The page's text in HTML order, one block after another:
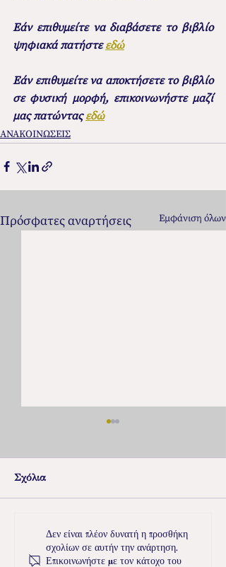
Εάν επιθυμείτε να διαβάσετε το βιβλίο
ψηφιακά πατήστε εδώ
Εάν επιθυμείτε να αποκτήσετε το βιβλίο
σε φυσική μορφή, επικοινωνήστε μαζί
μας πατώντας εδώ
ΑΝΑΚΟΙΝΩΣΕΙΣ
Πρόσφατες αναρτήσεις Εμφάνιση όλων
Αφιέρωμα στον Δάσκαλο
Ιωάννη - 16.04.2021
Σχόλια
Δεν είναι πλέον δυνατή η προσθήκη
σχολίων σε αυτήν την ανάρτηση.
Επικοινωνήστε με τον κάτοχο του